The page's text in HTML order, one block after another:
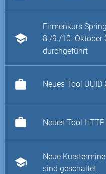
school
Firmenkurs
8./9./10. Oktober
durchgeführt
work Neues Tool
work Neues Tool
school
Neue
sind geschaltet.